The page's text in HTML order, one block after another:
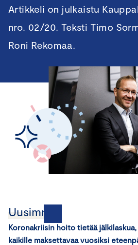
Artikkeli on julkaistu
nro. 02/20. Teksti Timo
Roni Rekomaa.
Uusimmat
Koronakriisin hoito tietää
kaikille maksettavaa vuosiksi